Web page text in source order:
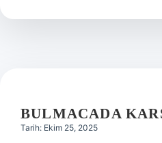
çıkarılır
BULMACADA
Tarih: Ekim 25, 2025